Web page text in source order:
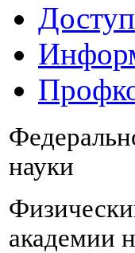
науки
академии